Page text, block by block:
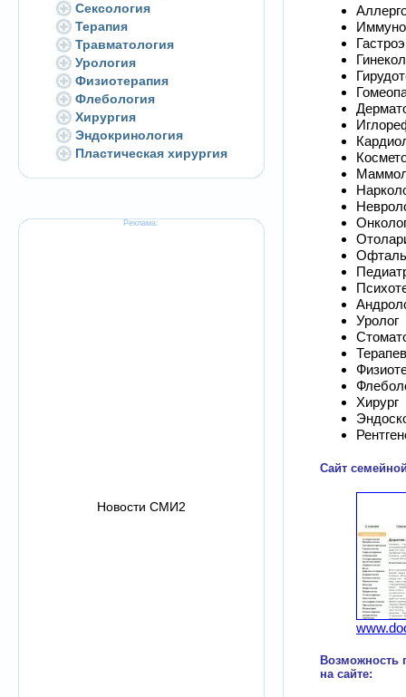
Сексология
Терапия
Травматология
Урология
Физиотерапия
Флебология
Хирургия
Эндокринология
Пластическая хирургия
Реклама:
Новости СМИ2
Уролог
Хирург
Сайт
Возможность
на сайте: